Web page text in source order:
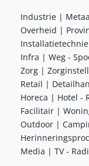
Industrie |
Overheid |
Infra | Weg -
Zorg |
Retail |
Horeca | Hotel -
Facilitair |
Outdoor |
Media | TV -